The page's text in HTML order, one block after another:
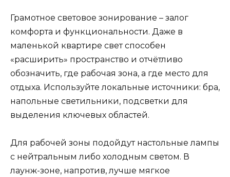
Грамотное световое зонирование – залог
комфорта и функциональности. Даже в
маленькой квартире свет способен
«расширить» пространство и отчётливо
обозначить, где рабочая зона, а где место для
отдыха. Используйте локальные источники: бра,
напольные светильники, подсветки для
выделения ключевых областей.
Для рабочей зоны подойдут настольные лампы
с нейтральным либо холодным светом. В
лаунж-зоне, напротив, лучше мягкое